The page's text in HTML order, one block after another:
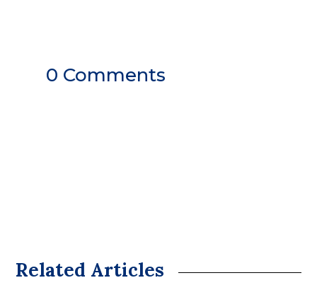
0 Comments
Related Articles